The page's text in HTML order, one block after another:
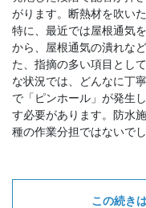
がります。断熱材を吹い
特に、最近では屋根通気
から、屋根通気の潰れな
た、指摘の多い項目とし
な状況では、どんなに丁
で「ピンホール」が発生
す必要があります。防水
種の作業分担ではないで
この続き